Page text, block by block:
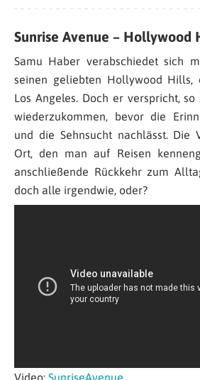
Sunrise Avenue – Hollywood
Samu Haber verabschiedet sich
seinen geliebten Hollywood Hills,
Los Angeles. Doch er verspricht,
wiederzukommen, bevor die
und die Sehnsucht nachlässt. Die
Ort, den man auf Reisen
anschließende Rückkehr zum
doch alle irgendwie, oder?
Video: SunriseAvenue